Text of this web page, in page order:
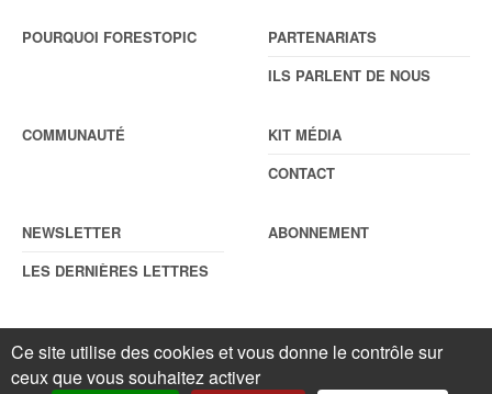
POURQUOI FORESTOPIC
PARTENARIATS
ILS PARLENT DE NOUS
COMMUNAUTÉ
KIT MÉDIA
CONTACT
NEWSLETTER
LES DERNIÈRES LETTRES
ABONNEMENT
© ForestopicMentions légales. Reproduction interdite sans autorisation
écrite préalable.Gestionnaire de cookies
Ce site utilise des cookies et vous donne le contrôle sur
ceux que vous souhaitez activer